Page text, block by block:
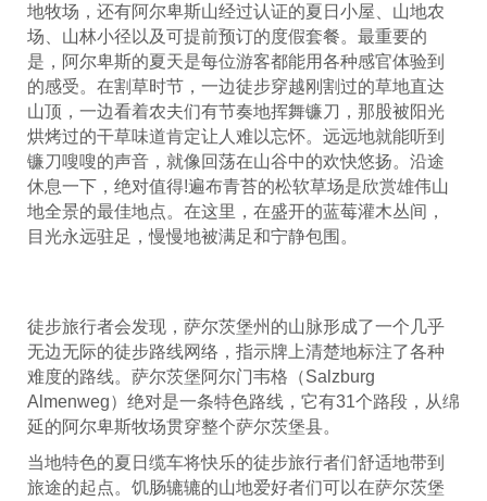
地牧场，还有阿尔卑斯山经过认证的夏日小屋、山地农
场、山林小径以及可提前预订的度假套餐。最重要的
是，阿尔卑斯的夏天是每位游客都能用各种感官体验到
的感受。在割草时节，一边徒步穿越刚割过的草地直达
山顶，一边看着农夫们有节奏地挥舞镰刀，那股被阳光
烘烤过的干草味道肯定让人难以忘怀。远远地就能听到
镰刀嗖嗖的声音，就像回荡在山谷中的欢快悠扬。沿途
休息一下，绝对值得!遍布青苔的松软草场是欣赏雄伟山
地全景的最佳地点。在这里，在盛开的蓝莓灌木丛间，
目光永远驻足，慢慢地被满足和宁静包围。
徒步旅行者会发现，萨尔茨堡州的山脉形成了一个几乎
无边无际的徒步路线网络，指示牌上清楚地标注了各种
难度的路线。萨尔茨堡阿尔门韦格（Salzburg
Almenweg）绝对是一条特色路线，它有31个路段，从绵
延的阿尔卑斯牧场贯穿整个萨尔茨堡县。
当地特色的夏日缆车将快乐的徒步旅行者们舒适地带到
旅途的起点。饥肠辘辘的山地爱好者们可以在萨尔茨堡